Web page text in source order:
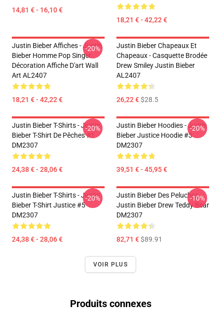
14,81 € - 16,10 €
18,21 € - 42,22 €
Justin Bieber Affiches - Justin
Bieber Homme Pop Singer
Décoration Affiche D'art Wall
Art AL2407
18,21 € - 42,22 €
-20%
Justin Bieber Chapeaux Et
Chapeaux - Casquette Brodée
Drew Smiley Justin Bieber
AL2407
26,22 €$28.5
Justin Bieber T-Shirts - Justin
Bieber T-Shirt De Pêches #1
DM2307
24,38 € - 28,06 €
-20%
Justin Bieber Hoodies - Justin
Bieber Justice Hoodie #3
DM2307
39,51 € - 45,95 €
-20%
Justin Bieber T-Shirts - Justin
Bieber T-Shirt Justice #5
DM2307
24,38 € - 28,06 €
-20%
Justin Bieber Des Peluches -
Justin Bieber Drew Teddy Bear
DM2307
82,71 €$89.91
-10%
VOIR PLUS
Produits connexes